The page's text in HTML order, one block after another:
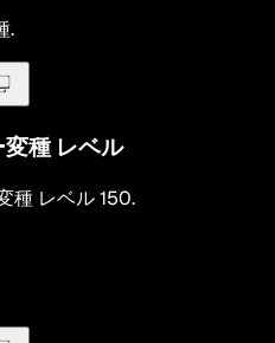
.
変種 レベル
種 レベル150.